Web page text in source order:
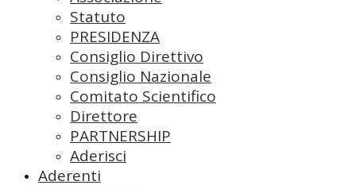
Statuto
PRESIDENZA
Consiglio Direttivo
Consiglio Nazionale
Comitato Scientifico
Direttore
PARTNERSHIP
Aderisci
Aderenti